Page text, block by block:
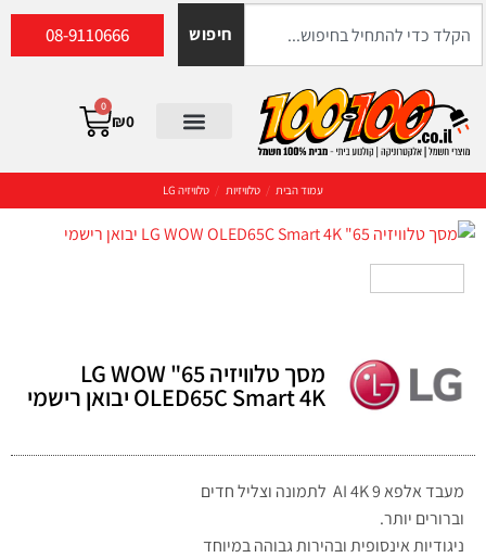
חיפוש 08-9110666
₪0
0
עמוד הבית / טלוויזיות / טלוויזיה LG
מסך טלוויזיה 65" LG WOW
OLED65C Smart 4K יבואן רישמי
מעבד אלפא 9 AI 4K לתמונה וצליל חדים
וברורים יותר.
ניגודיות אינסופית ובהירות גבוהה במיוחד